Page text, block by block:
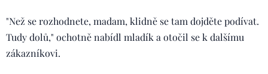
"Než se rozhodnete, madam, klidně se tam dojděte podívat.
Tudy dolů," ochotně nabídl mladík a otočil se k dalšímu
zákazníkovi.